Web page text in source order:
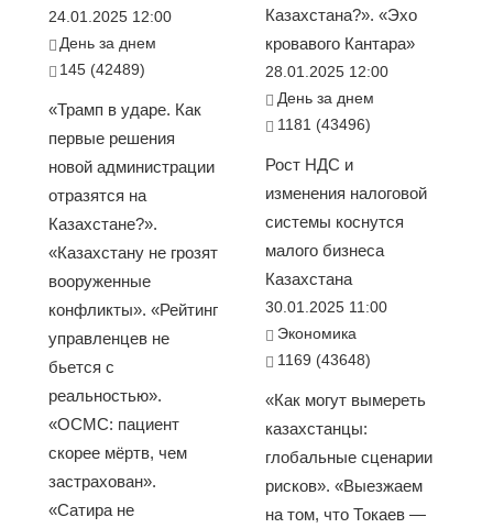
24.01.2025 12:00
День за днем
145 (42489)
«Трамп в ударе. Как
первые решения
новой администрации
отразятся на
Казахстане?».
«Казахстану не грозят
вооруженные
конфликты». «Рейтинг
управленцев не
бьется с
реальностью».
«ОСМС: пациент
скорее мёртв, чем
застрахован».
«Сатира не
Казахстана?». «Эхо
кровавого Кантара»
28.01.2025 12:00
День за днем
1181 (43496)
Рост НДС и
изменения налоговой
системы коснутся
малого бизнеса
Казахстана
30.01.2025 11:00
Экономика
1169 (43648)
«Как могут вымереть
казахстанцы:
глобальные сценарии
рисков». «Выезжаем
на том, что Токаев —